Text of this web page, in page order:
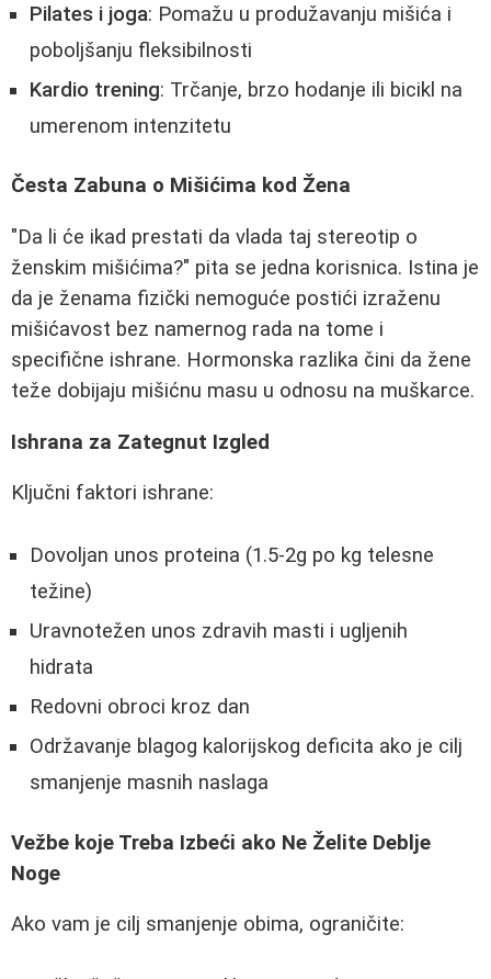
Pilates i joga: Pomažu u produžavanju mišića i
poboljšanju fleksibilnosti
Kardio trening: Trčanje, brzo hodanje ili bicikl na
umerenom intenzitetu
Česta Zabuna o Mišićima kod Žena
"Da li će ikad prestati da vlada taj stereotip o
ženskim mišićima?" pita se jedna korisnica. Istina je
da je ženama fizički nemoguće postići izraženu
mišićavost bez namernog rada na tome i
specifične ishrane. Hormonska razlika čini da žene
teže dobijaju mišićnu masu u odnosu na muškarce.
Ishrana za Zategnut Izgled
Ključni faktori ishrane:
Dovoljan unos proteina (1.5-2g po kg telesne
težine)
Uravnotežen unos zdravih masti i ugljenih
hidrata
Redovni obroci kroz dan
Održavanje blagog kalorijskog deficita ako je cilj
smanjenje masnih naslaga
Vežbe koje Treba Izbeći ako Ne Želite Deblje
Noge
Ako vam je cilj smanjenje obima, ograničite: